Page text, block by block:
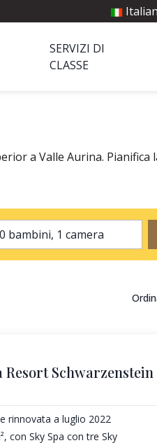
SERVIZI DI
CLASSE
a Valle Aurina. Pianifica
2 adulti, 0 bambini, 1 camera
Schwarzenstein
rinnovata a luglio 2022
con Sky Spa con tre Sky